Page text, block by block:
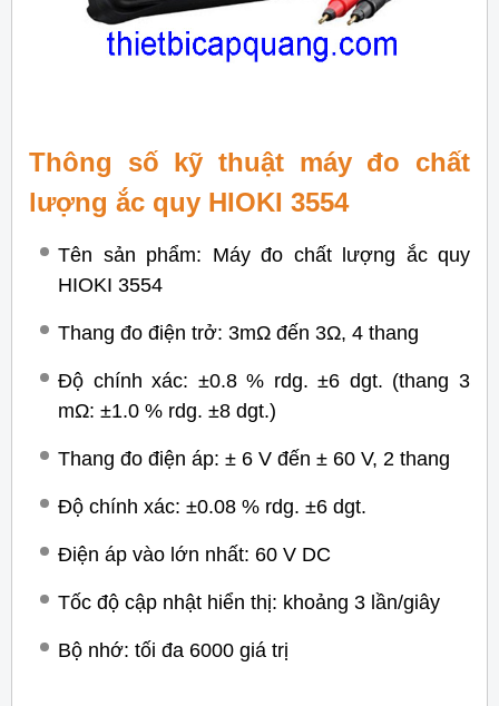
Thông số kỹ thuật máy đo chất
lượng ắc quy HIOKI 3554
Tên sản phẩm: Máy đo chất lượng ắc quy
HIOKI 3554
Thang đo điện trở: 3mΩ đến 3Ω, 4 thang
Độ chính xác: ±0.8 % rdg. ±6 dgt. (thang 3
mΩ: ±1.0 % rdg. ±8 dgt.)
Thang đo điện áp: ± 6 V đến ± 60 V, 2 thang
Độ chính xác: ±0.08 % rdg. ±6 dgt.
Điện áp vào lớn nhất: 60 V DC
Tốc độ cập nhật hiển thị: khoảng 3 lần/giây
Bộ nhớ: tối đa 6000 giá trị